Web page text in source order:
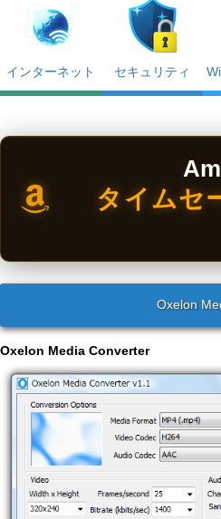
インターネット セキュリティ
タイムセ
Oxelon
Oxelon Media Converter